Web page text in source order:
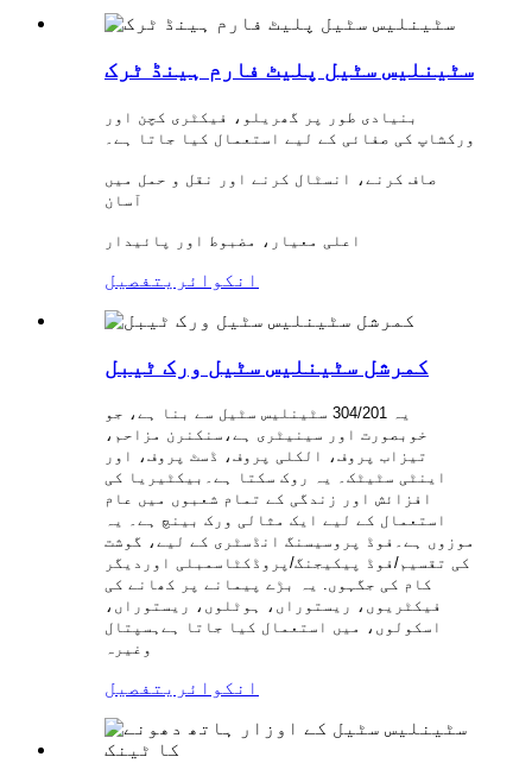
سٹینلیس سٹیل پلیٹ فارم ہینڈ ٹرک
بنیادی طور پر گھریلو، فیکٹری کچن اور
ورکشاپ کی صفائی کے لیے استعمال کیا جاتا ہے۔
صاف کرنے، انسٹال کرنے اور نقل و حمل میں
آسان
اعلی معیار، مضبوط اور پائیدار
انکوائری تفصیل
کمرشل سٹینلیس سٹیل ورک ٹیبل
یہ 304/201 سٹینلیس سٹیل سے بنا ہے، جو
خوبصورت اور سینیٹری ہے، سنکنرن مزاحم،
تیزاب پروف، الکلی پروف، ڈسٹ پروف، اور
اینٹی سٹیٹک۔ یہ روک سکتا ہے۔ بیکٹیریا کی
افزائش اور زندگی کے تمام شعبوں میں عام
استعمال کے لیے ایک مثالی ورک بینچ ہے۔ یہ
موزوں ہے۔ فوڈ پروسیسنگ انڈسٹری کے لیے، گوشت
کی تقسیم/فوڈ پیکیجنگ/پروڈکٹاسمبلی اور دیگر
کام کی جگہوں. یہ بڑے پیمانے پر کھانے کی
فیکٹریوں، ریستوراں، ہوٹلوں، ریستوراں،
اسکولوں، میں استعمال کیا جاتا ہے ہسپتال
وغیرہ
انکوائری تفصیل